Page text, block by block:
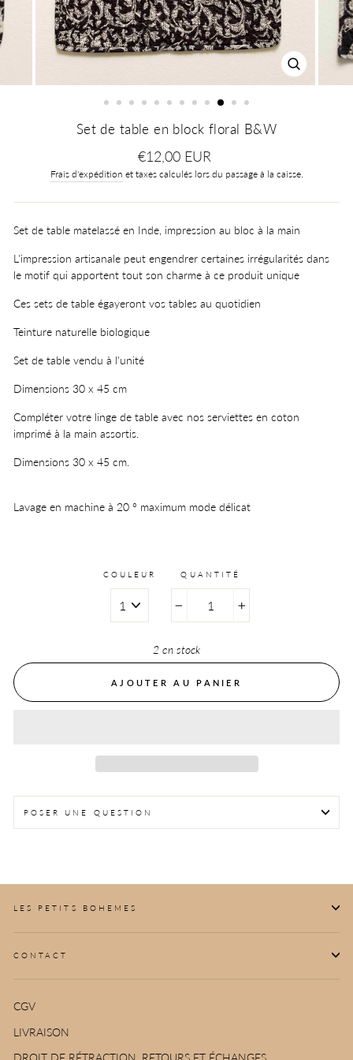
FERMER
(ESC)
Set de table en block floral B&W
Prix
régulier
€12,00 EUR
Frais d'expédition et taxes calculés lors du passage à la caisse.
Set de table matelassé en Inde, impression au bloc à la main
L'impression artisanale peut engendrer certaines irrégularités dans
le motif qui apportent tout son charme à ce produit unique
Ces sets de table égayeront vos tables au quotidien
Teinture naturelle biologique
Set de table vendu à l'unité
Dimensions 30 x 45 cm
Compléter votre linge de table avec nos serviettes en coton
imprimé à la main assortis.
Dimensions 30 x 45 cm.
Lavage en machine à 20 ° maximum mode délicat
COULEUR QUANTITÉ
2 en stock
AJOUTER AU PANIER
POSER UNE QUESTION
LES PETITS BOHEMES
CONTACT
CGV
LIVRAISON